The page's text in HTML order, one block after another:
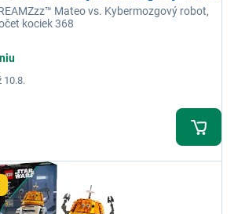
Mateo vs. Kybermozgový robot,
kociek 368
10.8.